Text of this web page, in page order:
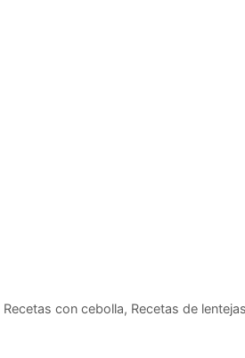
Recetas con cebolla, Recetas de lentejas